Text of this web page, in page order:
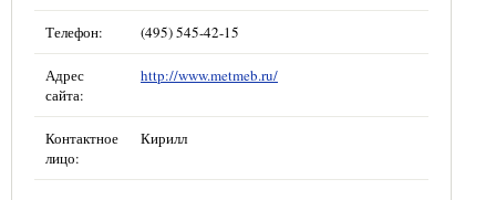
Телефон: (495) 545-42-15
Адрес
сайта:
http://www.metmeb.ru/
Контактное
лицо:
Кирилл